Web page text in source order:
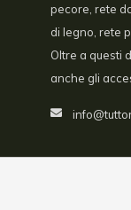
pecore, rete
di legno, rete
Oltre a questi
anche gli